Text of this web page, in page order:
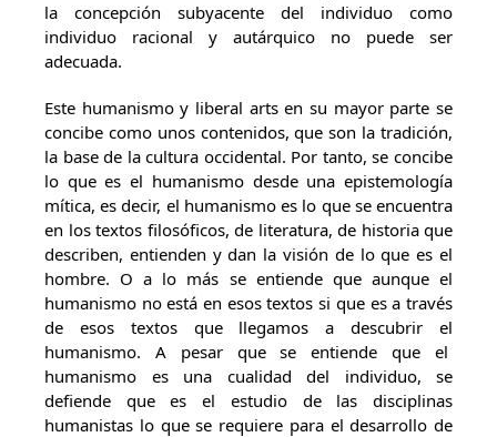
la concepción subyacente del individuo como
individuo racional y autárquico no puede ser
adecuada.
Este humanismo y liberal arts en su mayor parte se
concibe como unos contenidos, que son la tradición,
la base de la cultura occidental. Por tanto, se concibe
lo que es el humanismo desde una epistemología
mítica, es decir, el humanismo es lo que se encuentra
en los textos filosóficos, de literatura, de historia que
describen, entienden y dan la visión de lo que es el
hombre. O a lo más se entiende que aunque el
humanismo no está en esos textos si que es a través
de esos textos que llegamos a descubrir el
humanismo. A pesar que se entiende que el
humanismo es una cualidad del individuo, se
defiende que es el estudio de las disciplinas
humanistas lo que se requiere para el desarrollo de